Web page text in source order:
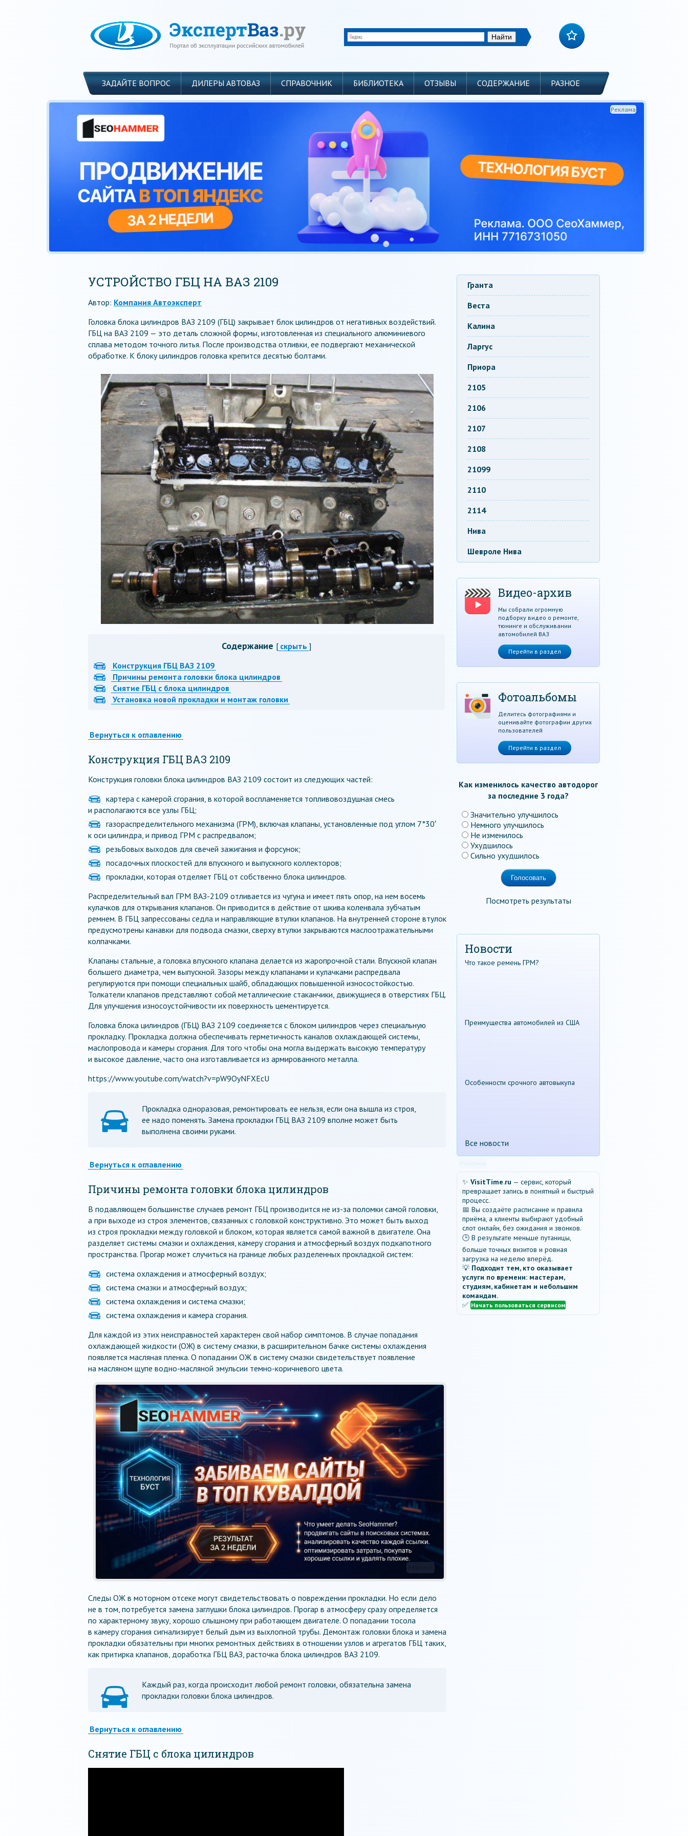
ЗАДАЙТЕ ВОПРОС ДИЛЕРЫ АВТОВАЗ СПРАВОЧНИК БИБЛИОТЕКА ОТЗЫВЫ СОДЕРЖАНИЕ РАЗНОЕ
Реклама
УСТРОЙСТВО ГБЦ НА ВАЗ 2109
Автор: Компания Автоэксперт
Головка блока цилиндров ВАЗ 2109 (ГБЦ) закрывает блок цилиндров от негативных воздействий.
ГБЦ на ВАЗ 2109 — это деталь сложной формы, изготовленная из специального алюминиевого
сплава методом точного литья. После производства отливки, ее подвергают механической
обработке. К блоку цилиндров головка крепится десятью болтами.
Содержание [ скрыть ]
Конструкция ГБЦ ВАЗ 2109
Причины ремонта головки блока цилиндров
Снятие ГБЦ с блока цилиндров
Установка новой прокладки и монтаж головки
Вернуться к оглавлению
Конструкция ГБЦ ВАЗ 2109
Конструкция головки блока цилиндров ВАЗ 2109 состоит из следующих частей:
картера с камерой сгорания, в которой воспламеняется топливовоздушная смесь
и располагаются все узлы ГБЦ;
газораспределительного механизма (ГРМ), включая клапаны, установленные под углом 7°30′
к оси цилиндра, и привод ГРМ с распредвалом;
резьбовых выходов для свечей зажигания и форсунок;
посадочных плоскостей для впускного и выпускного коллекторов;
прокладки, которая отделяет ГБЦ от собственно блока цилиндров.
Распределительный вал ГРМ ВАЗ-2109 отливается из чугуна и имеет пять опор, на нем восемь
кулачков для открывания клапанов. Он приводится в действие от шкива коленвала зубчатым
ремнем. В ГБЦ запрессованы седла и направляющие втулки клапанов. На внутренней стороне втулок
предусмотрены канавки для подвода смазки, сверху втулки закрываются маслоотражательными
колпачками.
Клапаны стальные, а головка впускного клапана делается из жаропрочной стали. Впускной клапан
большего диаметра, чем выпускной. Зазоры между клапанами и кулачками распредвала
регулируются при помощи специальных шайб, обладающих повышенной износостойкостью.
Толкатели клапанов представляют собой металлические стаканчики, движущиеся в отверстиях ГБЦ.
Для улучшения износоустойчивости их поверхность цементируется.
Головка блока цилиндров (ГБЦ) ВАЗ 2109 соединяется с блоком цилиндров через специальную
прокладку. Прокладка должна обеспечивать герметичность каналов охлаждающей системы,
маслопровода и камеры сгорания. Для того чтобы она могла выдержать высокую температуру
и высокое давление, часто она изготавливается из армированного металла.
https://www.youtube.com/watch?v=pW9OyNFXEcU
Прокладка одноразовая, ремонтировать ее нельзя, если она вышла из строя,
ее надо поменять. Замена прокладки ГБЦ ВАЗ 2109 вполне может быть
выполнена своими руками.
Вернуться к оглавлению
Причины ремонта головки блока цилиндров
В подавляющем большинстве случаев ремонт ГБЦ производится не из-за поломки самой головки,
а при выходе из строя элементов, связанных с головкой конструктивно. Это может быть выход
из строя прокладки между головкой и блоком, которая является самой важной в двигателе. Она
разделяет системы смазки и охлаждения, камеру сгорания и атмосферный воздух подкапотного
пространства. Прогар может случиться на границе любых разделенных прокладкой систем:
система охлаждения и атмосферный воздух;
система смазки и атмосферный воздух;
система охлаждения и система смазки;
система охлаждения и камера сгорания.
Для каждой из этих неисправностей характерен свой набор симптомов. В случае попадания
охлаждающей жидкости (ОЖ) в систему смазки, в расширительном бачке системы охлаждения
появляется масляная пленка. О попадании ОЖ в систему смазки свидетельствует появление
на масляном щупе водно-масляной эмульсии темно-коричневого цвета.
Следы ОЖ в моторном отсеке могут свидетельствовать о повреждении прокладки. Но если дело
не в том, потребуется замена заглушки блока цилиндров. Прогар в атмосферу сразу определяется
по характерному звуку, хорошо слышному при работающем двигателе. О попадании тосола
в камеру сгорания сигнализирует белый дым из выхлопной трубы. Демонтаж головки блока и замена
прокладки обязательны при многих ремонтных действиях в отношении узлов и агрегатов ГБЦ таких,
как притирка клапанов, доработка ГБЦ ВАЗ, расточка блока цилиндров ВАЗ 2109.
Каждый раз, когда происходит любой ремонт головки, обязательна замена
прокладки головки блока цилиндров.
Вернуться к оглавлению
Снятие ГБЦ с блока цилиндров
Гранта
Веста
Калина
Ларгус
Приора
2105
2106
2107
2108
21099
2110
2114
Нива
Шевроле Нива
Видео-архив
Мы собрали огромную
подборку видео о ремонте,
тюнинге и обслуживании
автомобилей ВАЗ
Перейти в раздел
Фотоальбомы
Делитесь фотографиями и
оценивайте фотографии других
пользователей
Перейти в раздел
Как изменилось качество автодорог
за последние 3 года?
Значительно улучшилось
Немного улучшилось
Не изменилось
Ухудшилось
Сильно ухудшилось
Посмотреть результаты
Новости
Что такое ремень ГРМ?
Преимущества автомобилей из США
Особенности срочного автовыкупа
Все новости
✨ VisitTime.ru — сервис, который
превращает запись в понятный и быстрый
процесс.
📅 Вы создаёте расписание и правила
приёма, а клиенты выбирают удобный
слот онлайн, без ожидания и звонков.
🕒 В результате меньше путаницы,
больше точных визитов и ровная
загрузка на неделю вперёд.
💡 Подходит тем, кто оказывает
услуги по времени: мастерам,
студиям, кабинетам и небольшим
командам.
✅ Начать пользоваться сервисом